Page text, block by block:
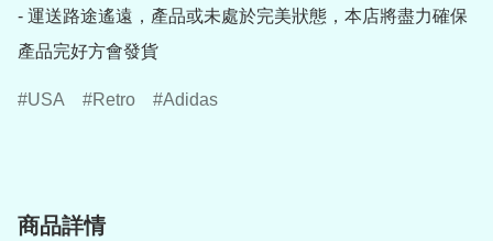
- 運送路途遙遠，產品或未處於完美狀態，本店將盡力確保
產品完好方會發貨
USA Retro Adidas
商品詳情